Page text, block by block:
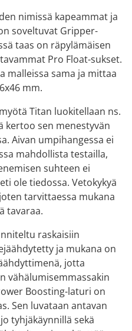
nimissä kapeammat ja
soveltuvat Gripper-
taas on räpylämäisen
Pro Float-sukset.
malleissa sama ja mittaa
mm.
Titan luokitellaan ns.
kertoo sen menestyvän
Aivan umpihangessa ei
mahdollista testailla,
suhteen ei
ole tiedossa. Vetokykyä
tarvittaessa mukana
tavaraa.
raskaisiin
ja mukana on
jotta
vähälumisemmassakin
Boosting-laturi on
Sen luvataan antavan
tyhjäkäynnillä sekä